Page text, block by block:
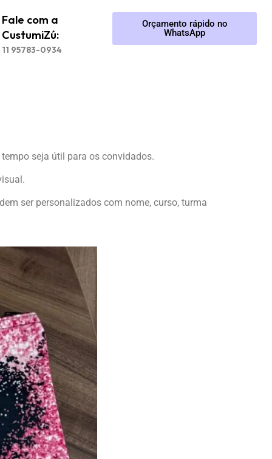
Fale com a
CustumiZú:
11 95783-0934
Orçamento rápido no
WhatsApp
seja útil para os convidados.
ser personalizados com nome, curso, turma